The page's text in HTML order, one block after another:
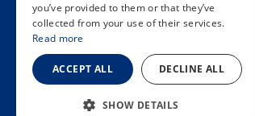
Specchio-COVID19
2025 © Unité
ITALIAN
you’ve provided to them or that they’ve
collected from your use of their services.
Read more
ACCEPT ALL DECLINE ALL
SHOW DETAILS